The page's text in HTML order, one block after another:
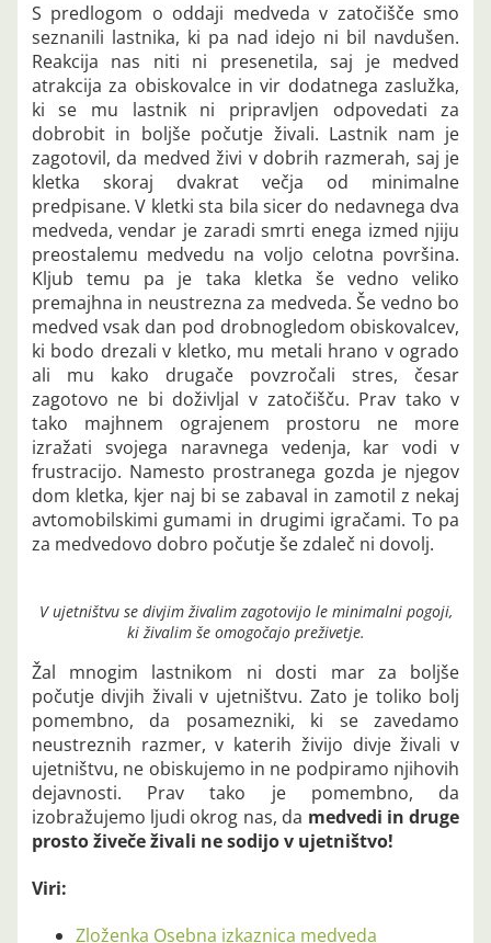
S predlogom o oddaji medveda v zatočišče smo
seznanili lastnika, ki pa nad idejo ni bil navdušen.
Reakcija nas niti ni presenetila, saj je medved
atrakcija za obiskovalce in vir dodatnega zaslužka,
ki se mu lastnik ni pripravljen odpovedati za
dobrobit in boljše počutje živali. Lastnik nam je
zagotovil, da medved živi v dobrih razmerah, saj je
kletka skoraj dvakrat večja od minimalne
predpisane. V kletki sta bila sicer do nedavnega dva
medveda, vendar je zaradi smrti enega izmed njiju
preostalemu medvedu na voljo celotna površina.
Kljub temu pa je taka kletka še vedno veliko
premajhna in neustrezna za medveda. Še vedno bo
medved vsak dan pod drobnogledom obiskovalcev,
ki bodo drezali v kletko, mu metali hrano v ogrado
ali mu kako drugače povzročali stres, česar
zagotovo ne bi doživljal v zatočišču. Prav tako v
tako majhnem ograjenem prostoru ne more
izražati svojega naravnega vedenja, kar vodi v
frustracijo. Namesto prostranega gozda je njegov
dom kletka, kjer naj bi se zabaval in zamotil z nekaj
avtomobilskimi gumami in drugimi igračami. To pa
za medvedovo dobro počutje še zdaleč ni dovolj.
V ujetništvu se divjim živalim zagotovijo le minimalni pogoji,
ki živalim še omogočajo preživetje.
Žal mnogim lastnikom ni dosti mar za boljše
počutje divjih živali v ujetništvu. Zato je toliko bolj
pomembno, da posamezniki, ki se zavedamo
neustreznih razmer, v katerih živijo divje živali v
ujetništvu, ne obiskujemo in ne podpiramo njihovih
dejavnosti. Prav tako je pomembno, da
izobražujemo ljudi okrog nas, da medvedi in druge
prosto živeče živali ne sodijo v ujetništvo!
Viri:
Zloženka Osebna izkaznica medveda